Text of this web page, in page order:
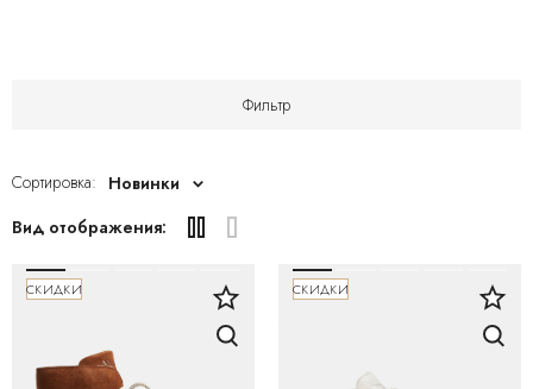
Фильтр
Сортировка: Новинки
Вид отображения:
СКИДКИ СКИДКИ